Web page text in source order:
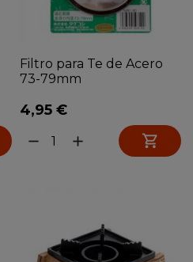
Filtro para Te de Acero
73-79mm
4,95 €
remove add 